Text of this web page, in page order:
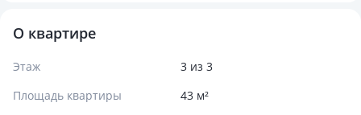
О квартире
Этаж
3 из 3
Площадь квартиры
43 м²